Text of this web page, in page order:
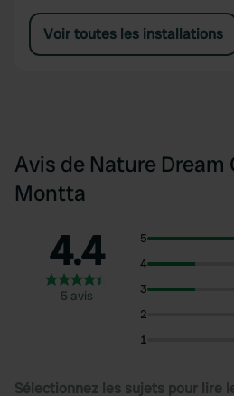
Voir toutes les installations
Avis de Nature Dream
Montta
4.4
5 avis
5
4
3
2
1
Sélectionnez les sujets pour lire